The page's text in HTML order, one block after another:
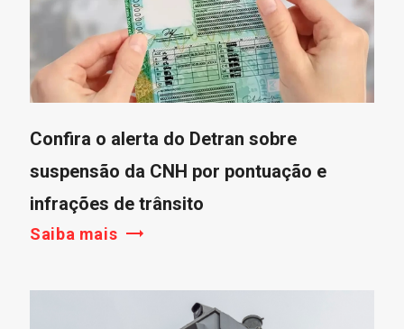
Confira o alerta do Detran sobre
suspensão da CNH por pontuação e
infrações de trânsito
Saiba mais